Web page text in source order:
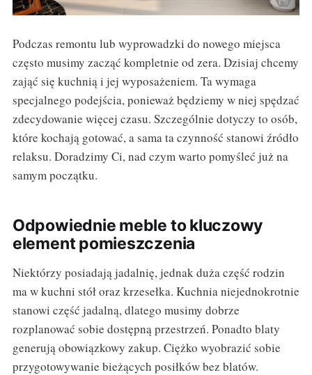
Podczas remontu lub wyprowadzki do nowego miejsca
często musimy zacząć kompletnie od zera. Dzisiaj chcemy
zająć się kuchnią i jej wyposażeniem. Ta wymaga
specjalnego podejścia, ponieważ będziemy w niej spędzać
zdecydowanie więcej czasu. Szczególnie dotyczy to osób,
które kochają gotować, a sama ta czynność stanowi źródło
relaksu. Doradzimy Ci, nad czym warto pomyśleć już na
samym początku.
Odpowiednie meble to kluczowy
element pomieszczenia
Niektórzy posiadają jadalnię, jednak duża część rodzin
ma w kuchni stół oraz krzesełka. Kuchnia niejednokrotnie
stanowi część jadalną, dlatego musimy dobrze
rozplanować sobie dostępną przestrzeń. Ponadto blaty
generują obowiązkowy zakup. Ciężko wyobrazić sobie
przygotowywanie bieżących posiłków bez blatów.